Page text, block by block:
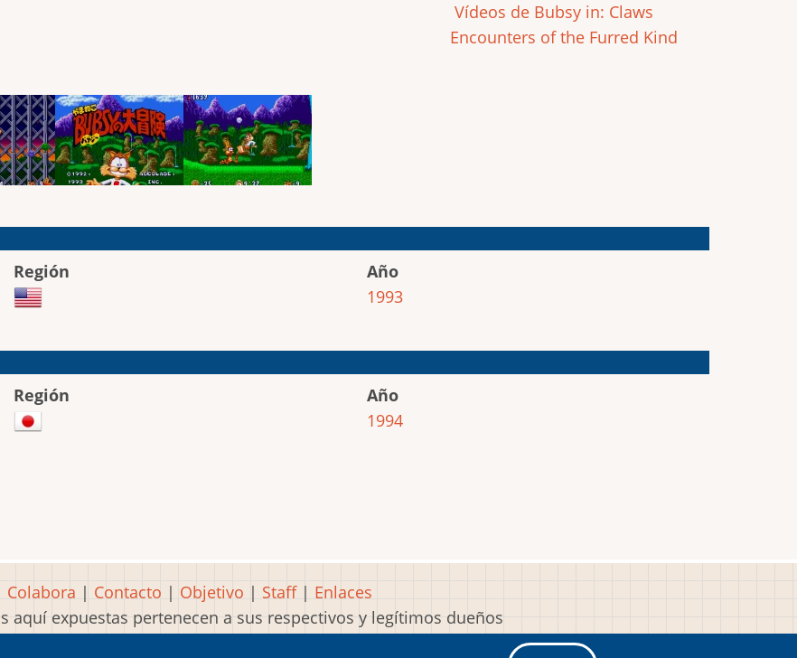
Vídeos de Bubsy in: Claws
Encounters of the Furred Kind
Región
Año
1993
Región
Año
1994
Colabora | Contacto | Objetivo | Staff| Enlaces
aquí expuestas pertenecen a sus respectivos y legítimos dueños